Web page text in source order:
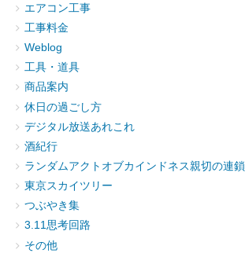
エアコン工事
工事料金
Weblog
工具・道具
商品案内
休日の過ごし方
デジタル放送あれこれ
酒紀行
ランダムアクトオブカインドネス親切の連鎖
東京スカイツリー
つぶやき集
3.11思考回路
その他